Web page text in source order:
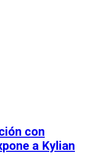
con
a Kylian